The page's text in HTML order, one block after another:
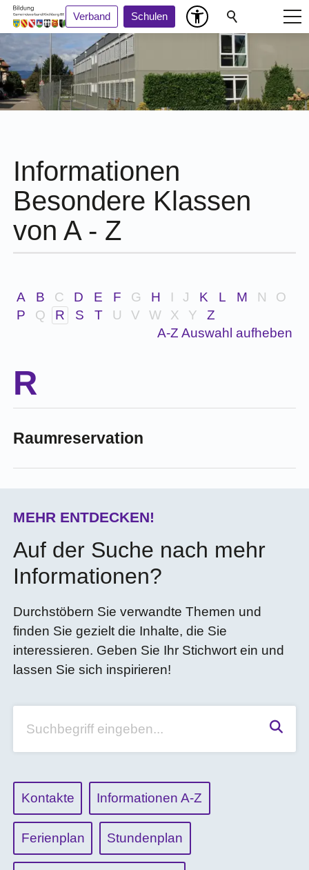
Verband Schulen
Informationen
Besondere Klassen
von A - Z
A B C D E F G H I J K L M N
O
P
Q R S T U V W X Y
Z
A-Z Auswahl aufheben
Raumreservation
MEHR ENTDECKEN!
Auf der Suche nach mehr
Informationen?
Durchstöbern Sie verwandte Themen und
finden Sie gezielt die Inhalte, die Sie
interessieren. Geben Sie Ihr Stichwort ein und
lassen Sie sich inspirieren!
Suchen
Kontakte Informationen A-Z
Ferienplan Stundenplan